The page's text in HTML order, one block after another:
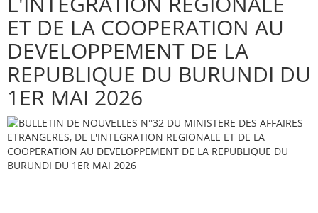
ET DE LA COOPERATION AU
DEVELOPPEMENT DE LA
REPUBLIQUE DU BURUNDI DU
1ER MAI 2026